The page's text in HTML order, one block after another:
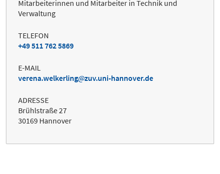
Mitarbeiterinnen und Mitarbeiter in Technik und
Verwaltung
TELEFON
+49 511 762 5869
E-MAIL
verena.welkerling
zuv.uni-hannover.de
ADRESSE
Brühlstraße 27
30169 Hannover